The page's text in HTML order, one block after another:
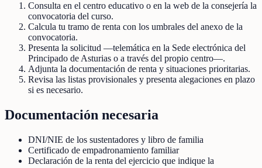
Consulta en el centro educativo o en la web de la consejería la
convocatoria del curso.
Calcula tu tramo de renta con los umbrales del anexo de la
convocatoria.
Presenta la solicitud —telemática en la Sede electrónica del
Principado de Asturias o a través del propio centro—.
Adjunta la documentación de renta y situaciones prioritarias.
Revisa las listas provisionales y presenta alegaciones en plazo
si es necesario.
Documentación necesaria
DNI/NIE de los sustentadores y libro de familia
Certificado de empadronamiento familiar
Declaración de la renta del ejercicio que indique la